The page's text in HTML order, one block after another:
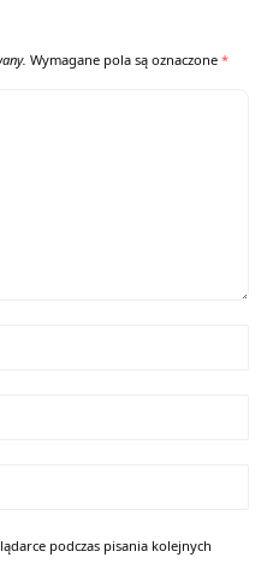
Wymagane pola są oznaczone *
podczas pisania kolejnych